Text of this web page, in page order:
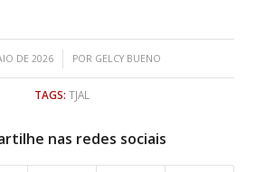
DE 2026
/ POR GELCY BUENO
TAGS: TJAL
nas redes sociais